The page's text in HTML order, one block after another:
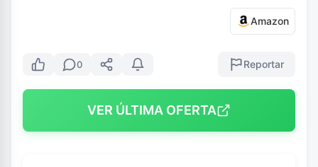
Amazon
0 Reportar
VER ÚLTIMA OFERTA